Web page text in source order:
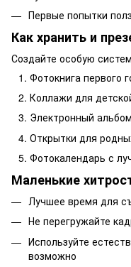
Первые попытки
Как хранить и
Создайте особую
Фотокнига первого
Коллажи для
Электронный
Открытки для
Фотокалендарь с
Маленькие
Лучшее время для
Не перегружайте
Используйте
возможно